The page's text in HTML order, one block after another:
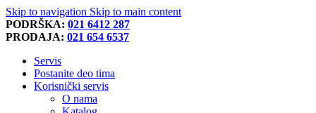
Skip to navigation Skip to main content
PODRŠKA: 021 6412 287
PRODAJA: 021 654 6537
Servis
Postanite deo tima
Korisnički servis
O nama